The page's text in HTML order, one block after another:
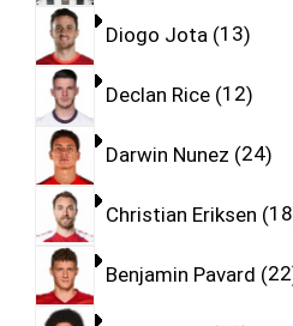
Diogo Jota 13
Declan Rice 12
Darwin Nunez 24
Christian Eriksen 18
Benjamin Pavard 22